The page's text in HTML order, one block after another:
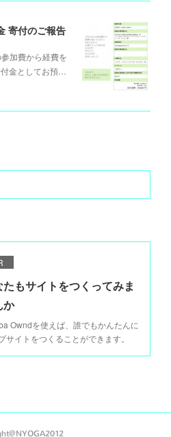
寄付のご報告
加費から経費を
金としてお預…
たもサイトをつくってみま
か
Owndを使えば、誰でもかんたんに
サイトをつくることができます。